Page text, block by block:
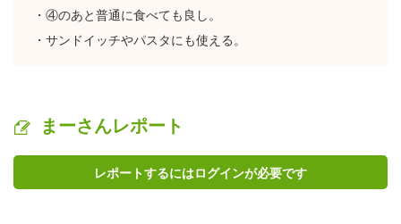
・④のあと普通に食べても良し。
・サンドイッチやパスタにも使える。
まーさんレポート
レポートするにはログインが必要です